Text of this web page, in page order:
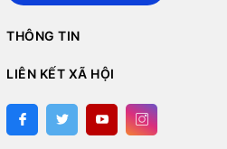
THÔNG TIN
LIÊN KẾT XÃ HỘI